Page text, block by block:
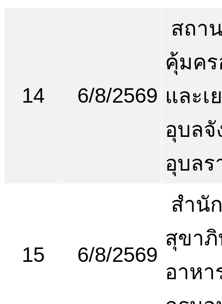
14 6/8/2569
สถา
คุ้มคร
และเ
อุบลจั
อุบล
15 6/8/2569
สำนั
สุขา
อาหา